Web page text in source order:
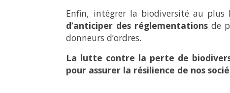
Enfin, intégrer la biodiversité au
d’anticiper des réglementations de
donneurs d’ordres.
La lutte contre la perte de
pour assurer la résilience de nos